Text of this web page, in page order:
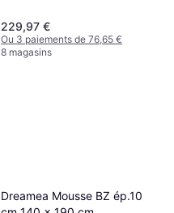
229,97 €
Ou 3 paiements de 76,65 €
8 magasins
Dreamea Mousse BZ ép.10